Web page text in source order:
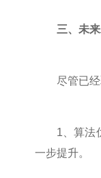
三、未
尽管已经取
1、算法优
一步提升。